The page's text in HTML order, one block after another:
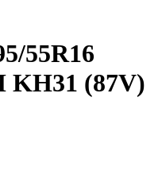
55R16
KH31 (87V)